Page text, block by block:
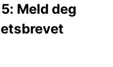
Meld deg